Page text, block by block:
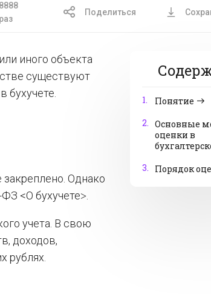
8888
раз
Поделиться
1.
Понятие
2. Основные
оценки в
3.
Порядок
иного объекта
существуют
бухучете.
закреплено. Однако
<О бухучете˃.
учета. В свою
доходов,
рублях.